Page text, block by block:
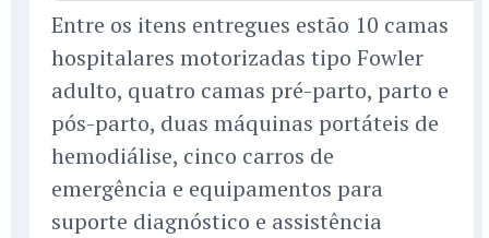
Entre os itens entregues estão 10 camas
hospitalares motorizadas tipo Fowler
adulto, quatro camas pré-parto, parto e
pós-parto, duas máquinas portáteis de
hemodiálise, cinco carros de
emergência e equipamentos para
suporte diagnóstico e assistência